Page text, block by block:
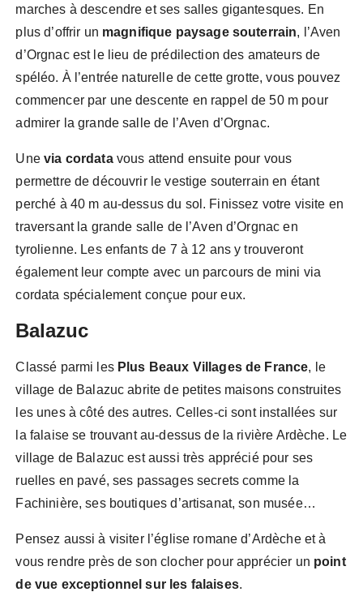
marches à descendre et ses salles gigantesques. En
plus d’offrir un magnifique paysage souterrain, l’Aven
d’Orgnac est le lieu de prédilection des amateurs de
spéléo. À l’entrée naturelle de cette grotte, vous pouvez
commencer par une descente en rappel de 50 m pour
admirer la grande salle de l’Aven d’Orgnac.
Unevia cordatavous attend ensuite pour vous
permettre de découvrir le vestige souterrain en étant
perché à 40 m au-dessus du sol. Finissez votre visite en
traversant la grande salle de l’Aven d’Orgnac en
tyrolienne. Les enfants de 7 à 12 ans y trouveront
également leur compte avec un parcours de mini via
cordata spécialement conçue pour eux.
Balazuc
Classé parmi les Plus Beaux Villages de France, le
village de Balazuc abrite de petites maisons construites
les unes à côté des autres. Celles-ci sont installées sur
la falaise se trouvant au-dessus de la rivière Ardèche. Le
village de Balazuc est aussi très apprécié pour ses
ruelles en pavé, ses passages secrets comme la
Fachinière, ses boutiques d’artisanat, son musée…
Pensez aussi à visiter l’église romane d’Ardèche et à
vous rendre près de son clocher pour apprécier un point
de vue exceptionnel sur les falaises.